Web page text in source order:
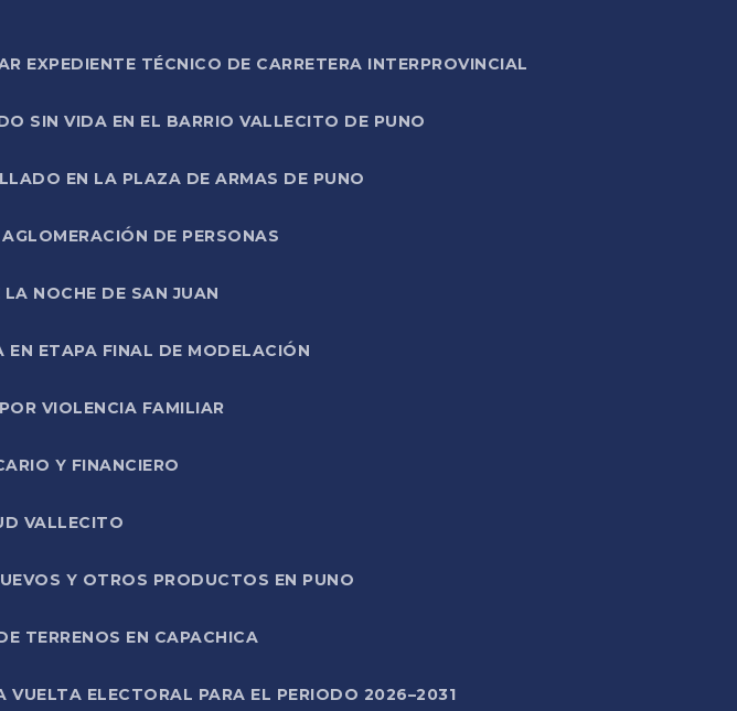
EXPEDIENTE TÉCNICO DE CARRETERA INTERPROVINCIAL
SIN VIDA EN EL BARRIO VALLECITO DE PUNO
EN LA PLAZA DE ARMAS DE PUNO
DE PERSONAS
NOCHE DE SAN JUAN
EN ETAPA FINAL DE MODELACIÓN
VIOLENCIA FAMILIAR
Y FINANCIERO
VALLECITO
Y OTROS PRODUCTOS EN PUNO
TERRENOS EN CAPACHICA
ELECTORAL PARA EL PERIODO 2026–2031